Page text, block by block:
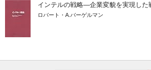
インテルの戦略―企業変貌を実現した
ロバート・A.バーゲルマン